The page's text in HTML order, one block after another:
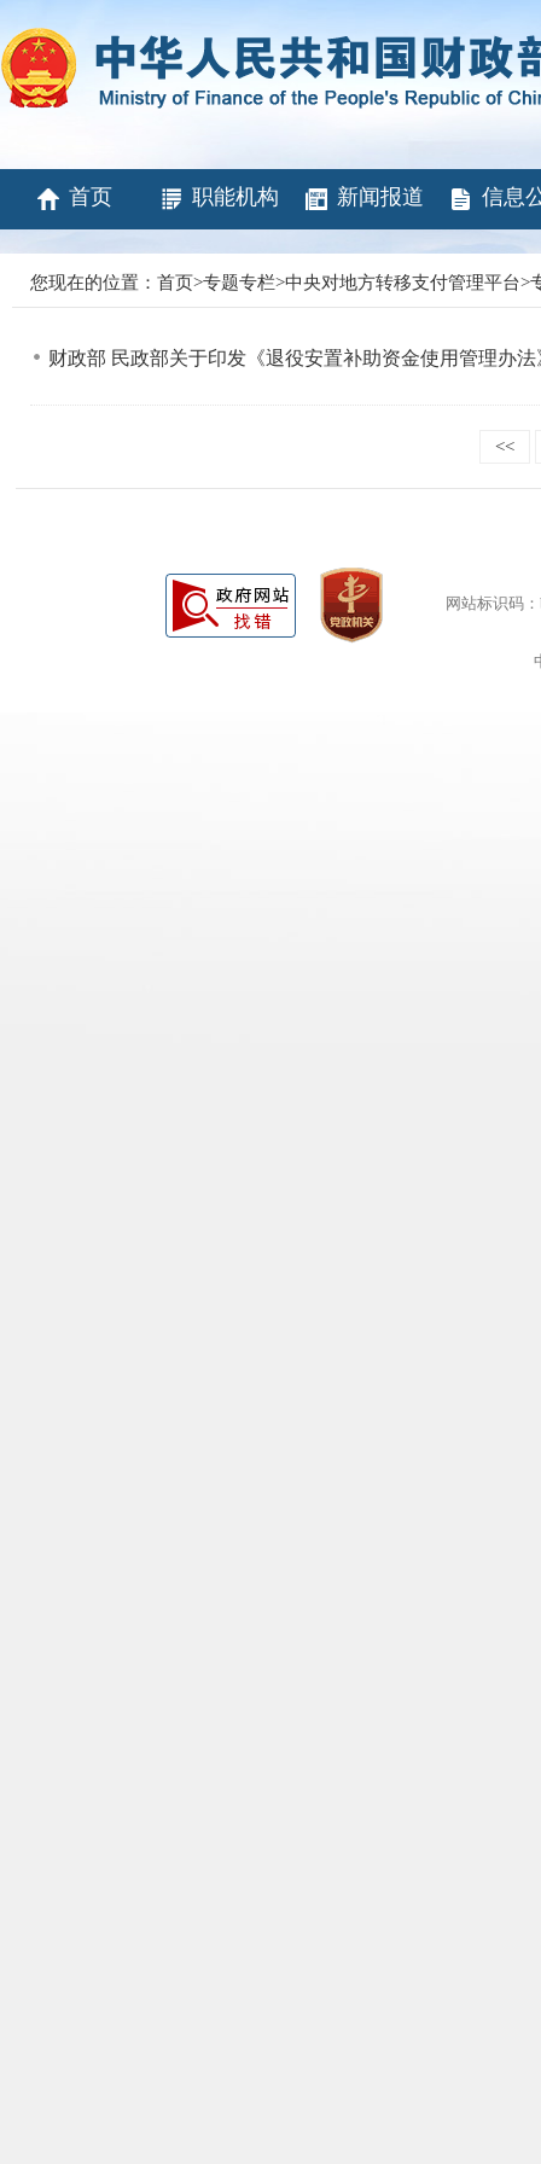
首页 职能机构 新闻报道 信息
您现在的位置： 首页>专题专栏>中央对地方转移支付管理平台>
财政部 民政部关于印发《退役安置补助资金使用管理办
<<
网站标识码